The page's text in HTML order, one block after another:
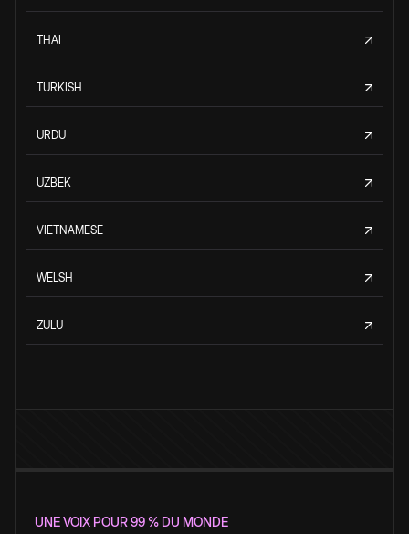
THAI
TURKISH
URDU
UZBEK
VIETNAMESE
WELSH
ZULU
UNE VOIX POUR 99 % DU MONDE